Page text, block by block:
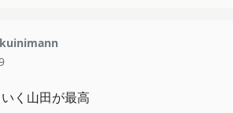
く山田が最高